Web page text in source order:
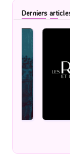
Derniers
Posted
in